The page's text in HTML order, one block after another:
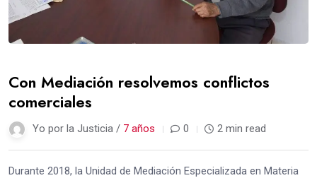
Con Mediación resolvemos conflictos
comerciales
Yo por la Justicia / 7 años 0 2 min read
Durante 2018, la Unidad de Mediación Especializada en Materia